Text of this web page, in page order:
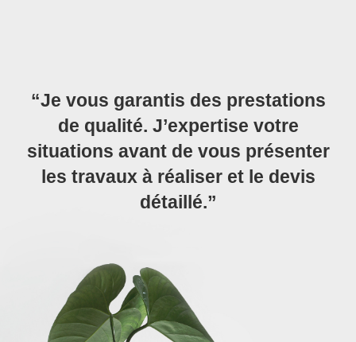
“Je vous garantis des prestations
de qualité. J’expertise votre
situations avant de vous présenter
les travaux à réaliser et le devis
détaillé.”